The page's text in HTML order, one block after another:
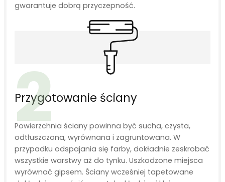
gwarantuje dobrą przyczepność.
2
Przygotowanie ściany
Powierzchnia ściany powinna być sucha, czysta,
odtłuszczona, wyrównana i zagruntowana. W
przypadku odspajania się farby, dokładnie zeskrobać
wszystkie warstwy aż do tynku. Uszkodzone miejsca
wyrównać gipsem. Ściany wcześniej tapetowane